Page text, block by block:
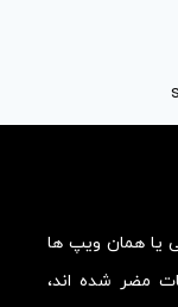
یا همان ویپ ها
مضر شده اند،